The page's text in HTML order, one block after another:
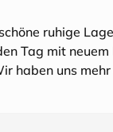
ruhige
Tag mit neuem
haben uns